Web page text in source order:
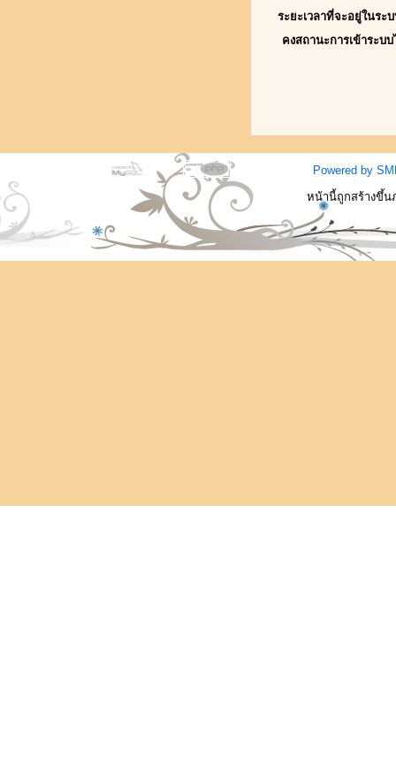
ระยะเวลาที่จะอยู่ในระ
คงสถานะการเข้าระบ
Powered by
หน้านี้ถูกสร้างขึ้น